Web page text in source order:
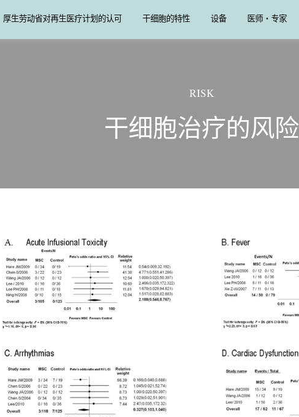
厚生劳动省对再生医疗计划的认可 干细胞的特性 设备 医师・专家
RISK
干细胞治疗的风险